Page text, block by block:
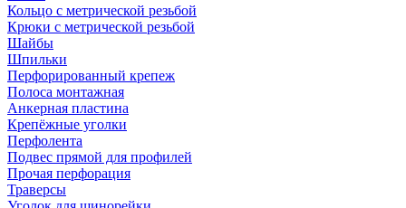
Кольцо с метрической резьбой
Крюки с метрической резьбой
Шайбы
Шпильки
Перфорированный крепеж
Полоса монтажная
Анкерная пластина
Крепёжные уголки
Перфолента
Подвес прямой для профилей
Прочая перфорация
Траверсы